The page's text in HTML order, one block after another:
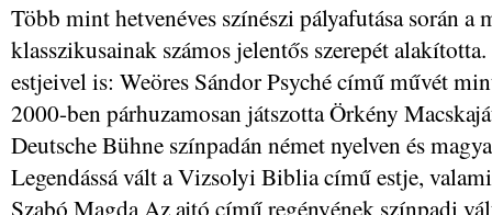
Több mint hetvenéves színészi pályafutása során a
klasszikusainak számos jelentős szerepét
estjeivel is: Weöres Sándor Psyché című művét
2000-ben párhuzamosan játszotta Örkény
Deutsche Bühne színpadán német nyelven és
Legendássá vált a Vizsolyi Biblia című estje,
Szabó Magda Az ajtó című regényének színpadi